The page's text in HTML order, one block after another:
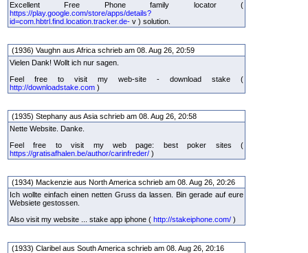
Excellent Free Phone family locator (
https://play.google.com/store/apps/details?
id=com.hbtrl.find.location.tracker.de- v ) solution.
(1936) Vaughn aus Africa schrieb am 08. Aug 26, 20:59
Vielen Dank! Wollt ich nur sagen.
Feel free to visit my web-site - download stake (
http://downloadstake.com )
(1935) Stephany aus Asia schrieb am 08. Aug 26, 20:58
Nette Website. Danke.
Feel free to visit my web page: best poker sites (
https://gratisafhalen.be/author/carinfreder/ )
(1934) Mackenzie aus North America schrieb am 08. Aug 26, 20:26
Ich wollte einfach einen netten Gruss da lassen. Bin gerade auf eure
Websiete gestossen.
Also visit my website ... stake app iphone ( http://stakeiphone.com/ )
(1933) Claribel aus South America schrieb am 08. Aug 26, 20:16